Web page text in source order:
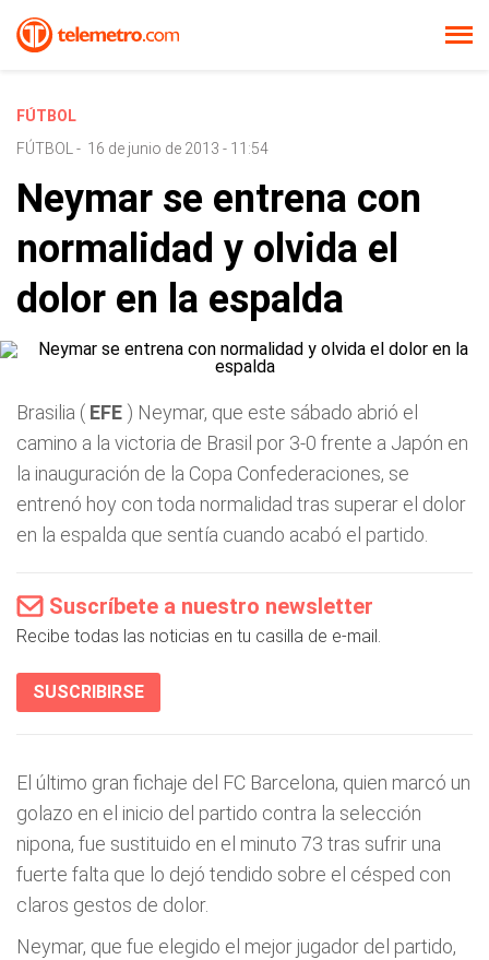
FÚTBOL
FÚTBOL
- 16 de junio de 2013 - 11:54
Neymar se entrena con
normalidad y olvida el
dolor en la espalda
Brasilia ( EFE ) Neymar, que este sábado abrió el
camino a la victoria de Brasil por 3-0 frente a Japón en
la inauguración de la Copa Confederaciones, se
entrenó hoy con toda normalidad tras superar el dolor
en la espalda que sentía cuando acabó el partido.
Suscríbete a nuestro newsletter
Recibe todas las noticias en tu casilla de e-mail.
SUSCRIBIRSE
El último gran fichaje del FC Barcelona, quien marcó un
golazo en el inicio del partido contra la selección
nipona, fue sustituido en el minuto 73 tras sufrir una
fuerte falta que lo dejó tendido sobre el césped con
claros gestos de dolor.
Neymar, que fue elegido el mejor jugador del partido,